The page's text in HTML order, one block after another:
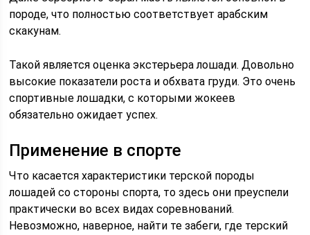
породе, что полностью соответствует арабским
скакунам.
Такой является оценка экстерьера лошади. Довольно
высокие показатели роста и обхвата груди. Это очень
спортивные лошадки, с которыми жокеев
обязательно ожидает успех.
Применение в спорте
Что касается характеристики терской породы
лошадей со стороны спорта, то здесь они преуспели
практически во всех видах соревнований.
Невозможно, наверное, найти те забеги, где терский